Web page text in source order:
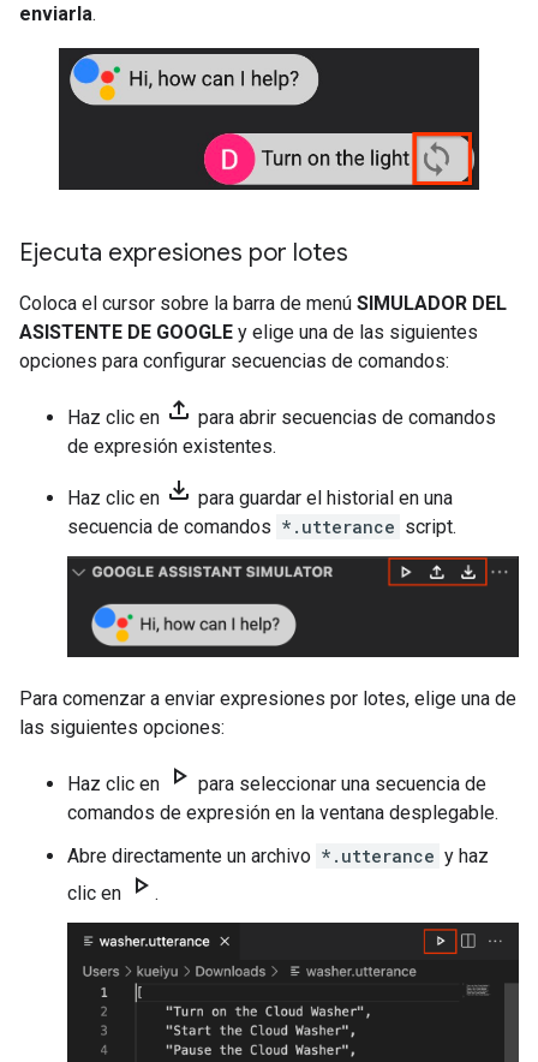
enviarla.
Ejecuta expresiones por lotes
Coloca el cursor sobre la barra de menú SIMULADOR DEL
ASISTENTE DE GOOGLE y elige una de las siguientes
opciones para configurar secuencias de comandos:
Haz clic en file_upload para abrir secuencias de comandos
de expresión existentes.
Haz clic en file_download para guardar el historial en una
secuencia de comandos *.utterance script.
Para comenzar a enviar expresiones por lotes, elige una de
las siguientes opciones:
Haz clic en play_arrow para seleccionar una secuencia de
comandos de expresión en la ventana desplegable.
Abre directamente un archivo *.utterance y haz
clic en
play_arrow .